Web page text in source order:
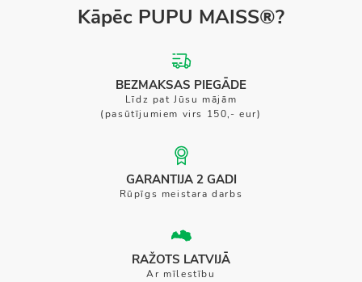
Kāpēc PUPU MAISS®?
BEZMAKSAS PIEGĀDE
Līdz pat Jūsu mājām
(pasūtījumiem virs 150,- eur)
GARANTIJA 2 GADI
Rūpīgs meistara darbs
RAŽOTS LATVIJĀ
Ar mīlestību